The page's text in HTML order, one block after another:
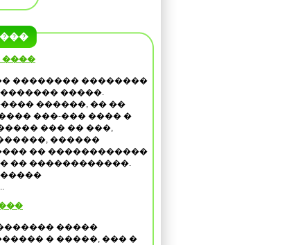
����
�������� ��������
�����.
������, �� ��
���-��� ���� �
��� �� ���,
������
�� ������������
�� ������������.
�����
� �����, ��� �